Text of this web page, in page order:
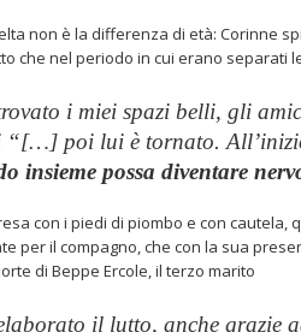
non è la differenza di età: Corinne
che nel periodo in cui erano separati
i miei spazi belli, gli
“[…] poi lui è tornato.
insieme possa diventare
con i piedi di piombo e con cautela,
per il compagno, che con la sua
di Beppe Ercole, il terzo marito
il lutto, anche grazie